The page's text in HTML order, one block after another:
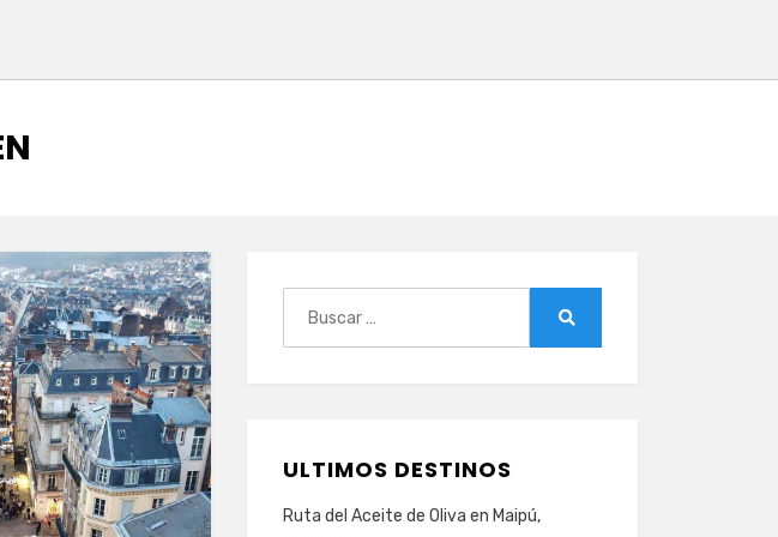
ULTIMOS DESTINOS
Ruta del Aceite de Oliva en Maipú,